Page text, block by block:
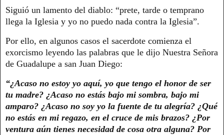
Siguió un lamento del diablo: “prete, tarde o temprano
llega la Iglesia y yo no puedo nada contra la Iglesia”.
Por ello, en algunos casos el sacerdote comienza el
exorcismo leyendo las palabras que le dijo Nuestra Señora
de Guadalupe a san Juan Diego:
“¿Acaso no estoy yo aquí, yo que tengo el honor de ser
tu madre? ¿Acaso no estás bajo mi sombra, bajo mi
amparo? ¿Acaso no soy yo la fuente de tu alegría? ¿Qué
no estás en mi regazo, en el cruce de mis brazos? ¿Por
ventura aún tienes necesidad de cosa otra alguna? Por